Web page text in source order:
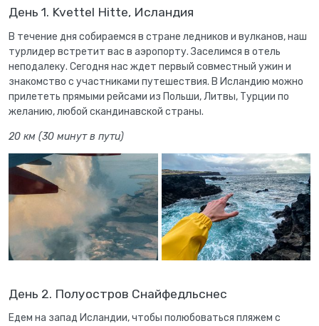
День 1. Kvettel Hitte, Исландия
В течение дня собираемся в стране ледников и вулканов, наш
турлидер встретит вас в аэропорту. Заселимся в отель
неподалеку. Сегодня нас ждет первый совместный ужин и
знакомство с участниками путешествия. В Исландию можно
прилететь прямыми рейсами из Польши, Литвы, Турции по
желанию, любой скандинавской страны.
20 км (30 минут в пути)
День 2. Полуостров Снайфедльснес
Едем на запад Исландии, чтобы полюбоваться пляжем с